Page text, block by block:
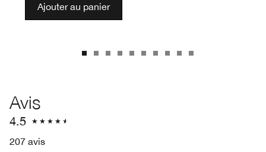
Ajouter au panier
Avis
4.5
207 avis